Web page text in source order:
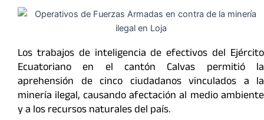
Los trabajos de inteligencia de efectivos del Ejército
Ecuatoriano en el cantón Calvas permitió la
aprehensión de cinco ciudadanos vinculados a la
minería ilegal, causando afectación al medio ambiente
y a los recursos naturales del país.